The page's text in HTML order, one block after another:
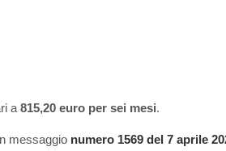
a 815,20 euro per sei mesi.
messaggio numero 1569 del 7 aprile